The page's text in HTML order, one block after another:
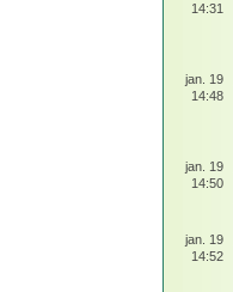
14:31
jan. 19
14:48
jan. 19
14:50
jan. 19
14:52